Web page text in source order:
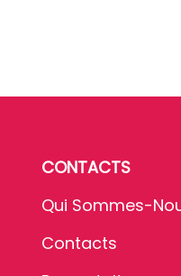
CONTACTS
Qui Sommes-
Contacts